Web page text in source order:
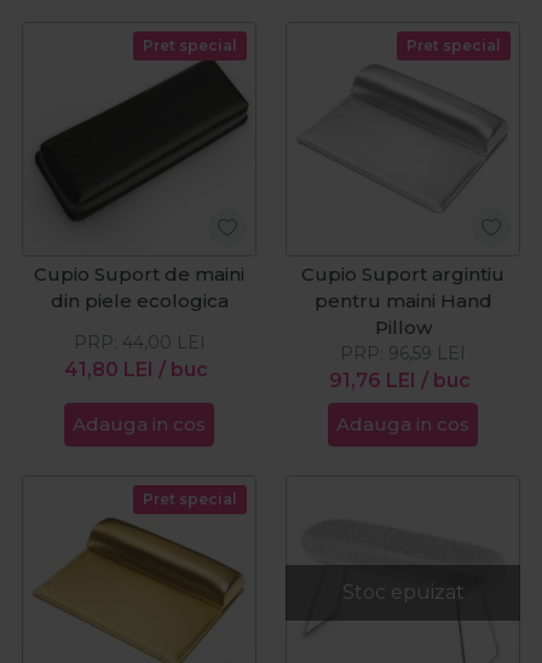
Pret special
Cupio Suport de maini
din piele ecologica
41,80 LEI / buc
PRP: 44,00 LEI
Adauga in cos
Pret special
Cupio Suport argintiu
pentru maini Hand
Pillow
91,76 LEI / buc
PRP: 96,59 LEI
Adauga in cos
Pret special
Stoc epuizat